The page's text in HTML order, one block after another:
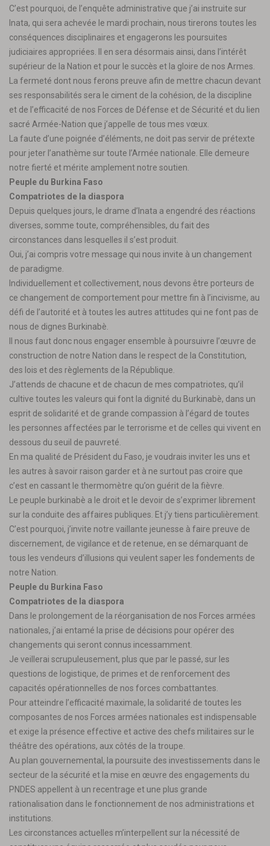
C’est pourquoi, de l’enquête administrative que j’ai instruite sur
Inata, qui sera achevée le mardi prochain, nous tirerons toutes les
conséquences disciplinaires et engagerons les poursuites
judiciaires appropriées. Il en sera désormais ainsi, dans l’intérêt
supérieur de la Nation et pour le succès et la gloire de nos Armes.
La fermeté dont nous ferons preuve afin de mettre chacun devant
ses responsabilités sera le ciment de la cohésion, de la discipline
et de l’efficacité de nos Forces de Défense et de Sécurité et du lien
sacré Armée-Nation que j’appelle de tous mes vœux.
La faute d’une poignée d’éléments, ne doit pas servir de prétexte
pour jeter l’anathème sur toute l’Armée nationale. Elle demeure
notre fierté et mérite amplement notre soutien.
Peuple du Burkina Faso
Compatriotes de la diaspora
Depuis quelques jours, le drame d’Inata a engendré des réactions
diverses, somme toute, compréhensibles, du fait des
circonstances dans lesquelles il s’est produit.
Oui, j’ai compris votre message qui nous invite à un changement
de paradigme.
Individuellement et collectivement, nous devons être porteurs de
ce changement de comportement pour mettre fin à l’incivisme, au
défi de l’autorité et à toutes les autres attitudes qui ne font pas de
nous de dignes Burkinabè.
Il nous faut donc nous engager ensemble à poursuivre l’œuvre de
construction de notre Nation dans le respect de la Constitution,
des lois et des règlements de la République.
J’attends de chacune et de chacun de mes compatriotes, qu’il
cultive toutes les valeurs qui font la dignité du Burkinabè, dans un
esprit de solidarité et de grande compassion à l’égard de toutes
les personnes affectées par le terrorisme et de celles qui vivent en
dessous du seuil de pauvreté.
En ma qualité de Président du Faso, je voudrais inviter les uns et
les autres à savoir raison garder et à ne surtout pas croire que
c’est en cassant le thermomètre qu’on guérit de la fièvre.
Le peuple burkinabè a le droit et le devoir de s’exprimer librement
sur la conduite des affaires publiques. Et j’y tiens particulièrement.
C’est pourquoi, j’invite notre vaillante jeunesse à faire preuve de
discernement, de vigilance et de retenue, en se démarquant de
tous les vendeurs d’illusions qui veulent saper les fondements de
notre Nation.
Peuple du Burkina Faso
Compatriotes de la diaspora
Dans le prolongement de la réorganisation de nos Forces armées
nationales, j’ai entamé la prise de décisions pour opérer des
changements qui seront connus incessamment.
Je veillerai scrupuleusement, plus que par le passé, sur les
questions de logistique, de primes et de renforcement des
capacités opérationnelles de nos forces combattantes.
Pour atteindre l’efficacité maximale, la solidarité de toutes les
composantes de nos Forces armées nationales est indispensable
et exige la présence effective et active des chefs militaires sur le
théâtre des opérations, aux côtés de la troupe.
Au plan gouvernemental, la poursuite des investissements dans le
secteur de la sécurité et la mise en œuvre des engagements du
PNDES appellent à un recentrage et une plus grande
rationalisation dans le fonctionnement de nos administrations et
institutions.
Les circonstances actuelles m’interpellent sur la nécessité de